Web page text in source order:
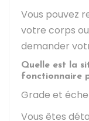
Vous pouvez
votre corps
demander
Quelle est la
fonctionnaire
Grade et
Vous êtes